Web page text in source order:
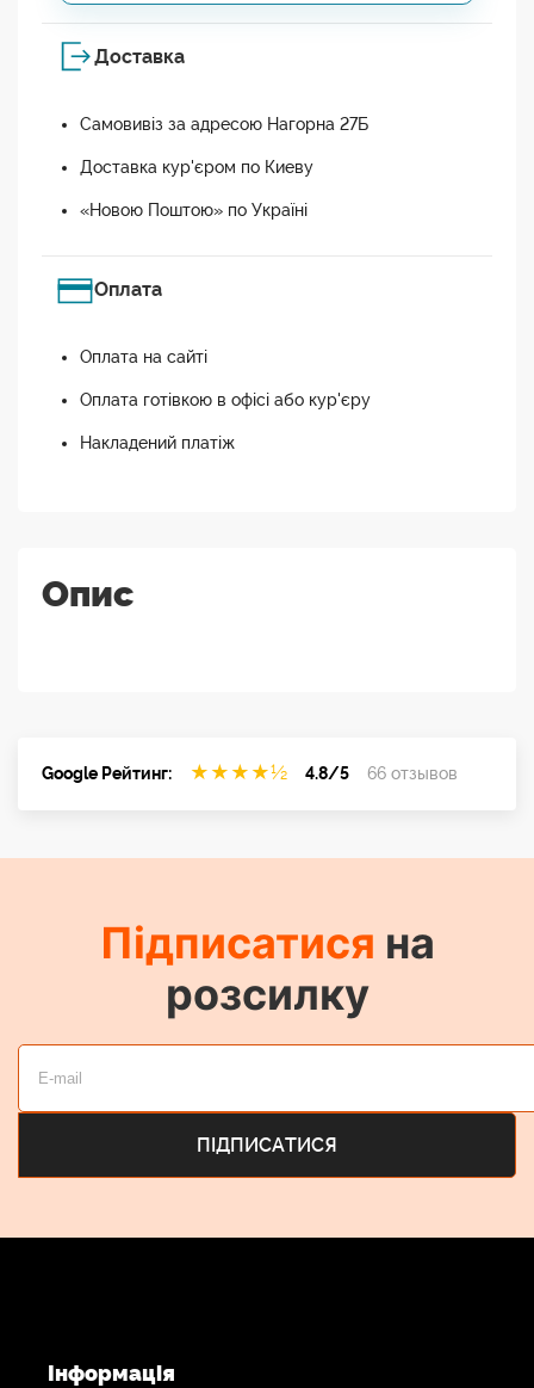
Доставка
Самовивіз за адресою Нагорна 27Б
Доставка кур'єром по Киеву
«Новою Поштою» по Україні
Оплата
Оплата на сайті
Оплата готівкою в офісі або кур'єру
Накладений платіж
Опис
Google Рейтинг: ★ ★ ★ ★½ 4.8/5 66 отзывов
Підписатися на
розсилку
Інформація